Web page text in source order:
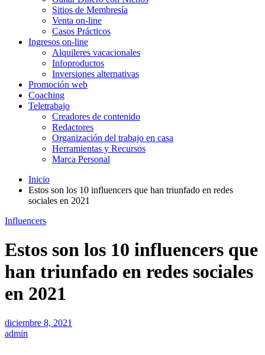
Sitios de Membresía
Venta on-line
Casos Prácticos
Ingresos on-line
Alquileres vacacionales
Infoproductos
Inversiones alternativas
Promoción web
Coaching
Teletrabajo
Creadores de contenido
Redactores
Organización del trabajo en casa
Herramientas y Recursos
Marca Personal
Inicio
Estos son los 10 influencers que han triunfado en redes
sociales en 2021
Influencers
Estos son los 10 influencers que
han triunfado en redes sociales
en 2021
diciembre 8, 2021
admin